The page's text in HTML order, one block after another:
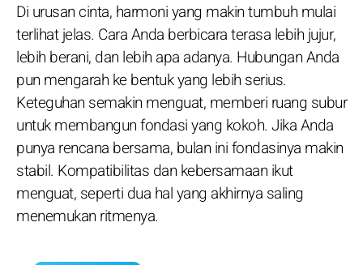
Di urusan cinta, harmoni yang makin tumbuh mulai
terlihat jelas. Cara Anda berbicara terasa lebih jujur,
lebih berani, dan lebih apa adanya. Hubungan Anda
pun mengarah ke bentuk yang lebih serius.
Keteguhan semakin menguat, memberi ruang subur
untuk membangun fondasi yang kokoh. Jika Anda
punya rencana bersama, bulan ini fondasinya makin
stabil. Kompatibilitas dan kebersamaan ikut
menguat, seperti dua hal yang akhirnya saling
menemukan ritmenya.